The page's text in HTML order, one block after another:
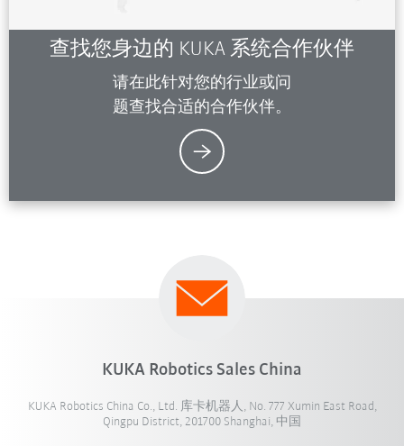
查找您身边的 KUKA 系统合作伙伴
请在此针对您的行业或问
题查找合适的合作伙伴。
KUKA Robotics Sales China
KUKA Robotics China Co., Ltd. 库卡机器人, No. 777 Xumin East Road,
Qingpu District, 201700 Shanghai, 中国